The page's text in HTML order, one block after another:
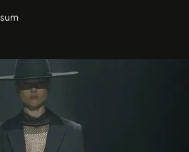
caminho para muitos
claro senso de missão na vida e